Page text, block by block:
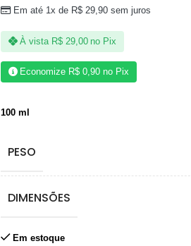
Em até 1x de R$ 29,90 sem juros
À vista R$29,00 no Pix
Economize R$ 0,90 no Pix
100 ml
PESO
DIMENSÕES
Em estoque